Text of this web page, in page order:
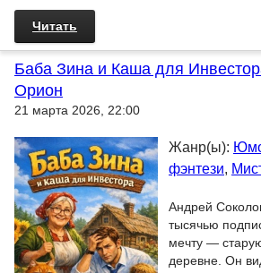
Читать
Баба Зина и Каша для
Орион
21 марта 2026, 22:00
Жанр(ы):
фэнтези,
Андрей
тысячью
мечту —
деревне. Он